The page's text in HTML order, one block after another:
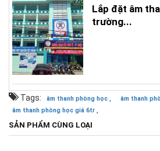
Lắp đặt âm
trường...
Tags: âm thanh phòng học ,
âm thanh
âm thanh phòng học giá 6tr ,
SẢN PHẨM CÙNG LOẠI